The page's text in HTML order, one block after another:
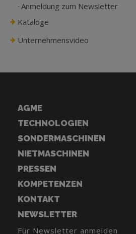
Anmeldung zum Newsletter
Kataloge
Unternehmensvideo
AGME
TECHNOLOGIEN
SONDERMASCHINEN
NIETMASCHINEN
PRESSEN
KOMPETENZEN
KONTAKT
NEWSLETTER
Für Newsletter anmelden